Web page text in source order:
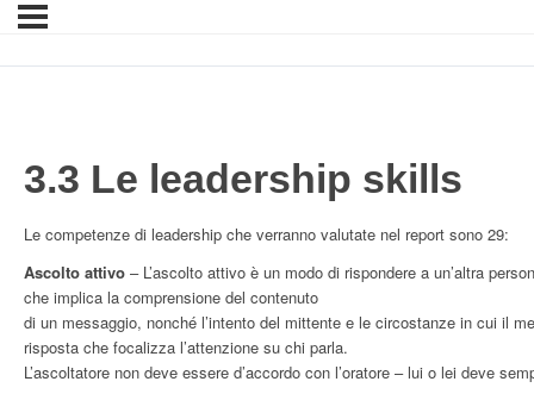
3.3 Le leadership skills
Le competenze di leadership che verranno valutate nel report sono 29:
Ascolto attivo– L’ascolto attivo è un modo di rispondere a un’altra
che implica la comprensione del contenuto
di un messaggio, nonché l’intento del mittente e le circostanze in cui il
risposta che focalizza l’attenzione su chi parla.
L’ascoltatore non deve essere d’accordo con l’oratore – lui o lei deve